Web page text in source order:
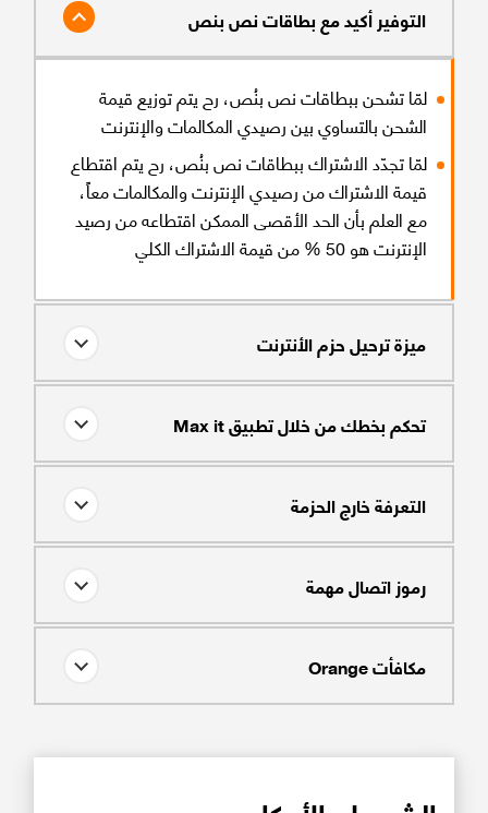
التوفير أكيد مع بطاقات نص بنص
لمّا تشحن ببطاقات نص بنُص، رح يتم توزيع قيمة
الشحن بالتساوي بين رصيدي المكالمات والإنترنت
لمّا تجدّد الاشتراك ببطاقات نص بنُص، رح يتم اقتطاع
قيمة الاشتراك من رصيدي الإنترنت والمكالمات معاً،
مع العلم بأن الحد الأقصى الممكن اقتطاعه من رصيد
الإنترنت هو 50 % من قيمة الاشتراك الكلي
ميزة ترحيل حزم الأنترنت
تحكم بخطك من خلال تطبيق Max it
التعرفة خارج الحزمة
رموز اتصال مهمة
مكافأت Orange